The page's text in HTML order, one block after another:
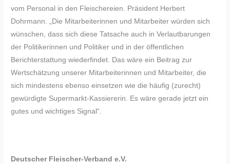
vom Personal in den Fleischereien. Präsident Herbert
Dohrmann. „Die Mitarbeiterinnen und Mitarbeiter würden sich
wünschen, dass sich diese Tatsache auch in Verlautbarungen
der Politikerinnen und Politiker und in der öffentlichen
Berichterstattung wiederfindet. Das wäre ein Beitrag zur
Wertschätzung unserer Mitarbeiterinnen und Mitarbeiter, die
sich mindestens ebenso einsetzen wie die häufig (zurecht)
gewürdigte Supermarkt-Kassiererin. Es wäre gerade jetzt ein
gutes und wichtiges Signal“.
Deutscher Fleischer-Verband e.V.